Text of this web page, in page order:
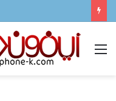
القائمة